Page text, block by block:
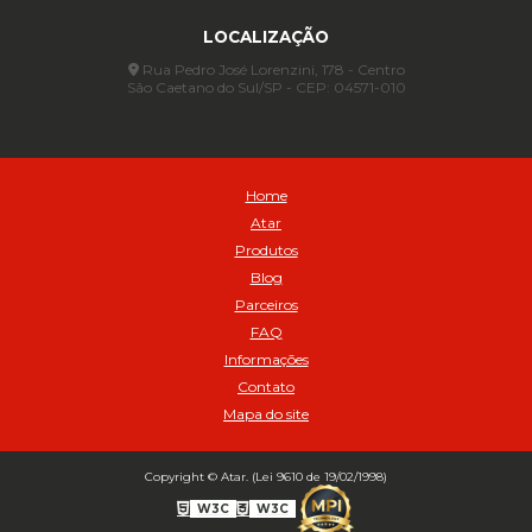
Assentador de Talão Pneu sem Câmara - Cod 01558
Automático para compressor 125 a 175 libras - Cod 02206
Avental de Raspa sem Emenda 1,2mt - Cod 01925
Balanceamento automatico SBBA - 282 pacote com 282g - Cod
Balanceamento Automático SBBA 113 Pacote com 113g - Cod 03197
Balanceamento Automático SBBA- 340 Pacote com 340g - Cod
BICO INF DUPLO LONGO CURVO 90 1295LC - cod 03631
Bico Inflador Duplo 300 mm - Cod 03245
Bico Inflador Duplo 825 L Schweers - Cod 00207
LOCALIZAÇÃO
Rua Pedro José Lorenzini, 178 - Centro
São Caetano do Sul/SP - CEP: 04571-010
Home
Atar
Produtos
Blog
Parceiros
FAQ
Informações
Contato
Mapa do site
Copyright © Atar. (Lei 9610 de 19/02/1998)
W3C W3C